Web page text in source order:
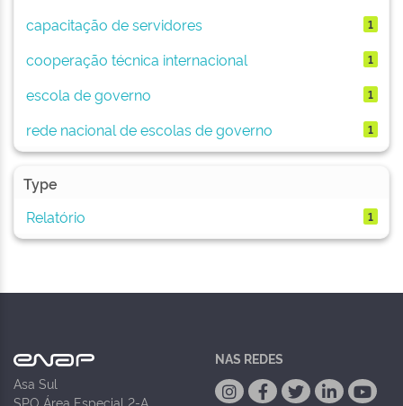
capacitação de servidores 1
cooperação técnica internacional 1
escola de governo 1
rede nacional de escolas de governo 1
Type
Relatório
1
Asa Sul
SPO Área Especial 2-A
NAS REDES